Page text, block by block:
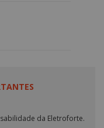
da Eletroforte.